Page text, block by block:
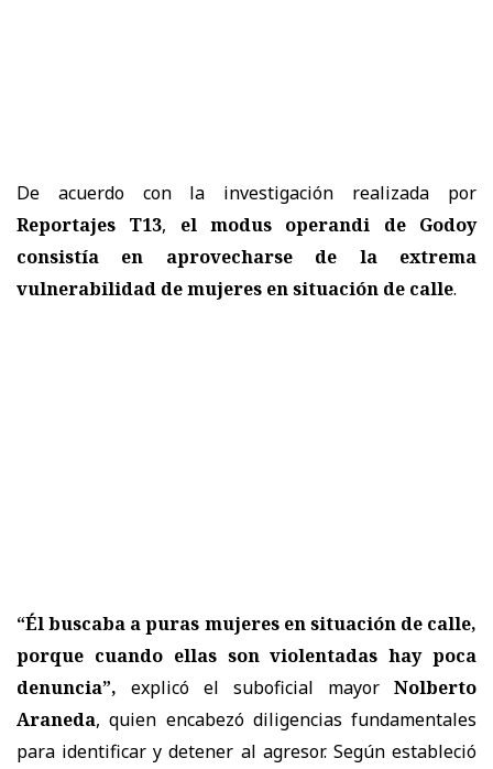
De acuerdo con la investigación realizada por
Reportajes T13, el modus operandi de Godoy
consistía en aprovecharse de la extrema
vulnerabilidad de mujeres en situación de calle.
“Él buscaba a puras mujeres en situación de calle,
porque cuando ellas son violentadas hay poca
denuncia”, explicó el suboficial mayor Nolberto
Araneda, quien encabezó diligencias fundamentales
para identificar y detener al agresor. Según estableció